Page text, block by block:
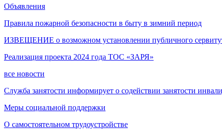
Объявления
Правила пожарной безопасности в быту в зимний период
ИЗВЕЩЕНИЕ о возможном установлении публичного
Реализация проекта 2024 года ТОС «ЗАРЯ»
все новости
Служба занятости информирует о содействии занятости
Меры социальной поддержки
О самостоятельном трудоустройстве